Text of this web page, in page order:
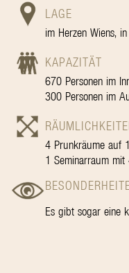
LAGE
im Herzen Wiens,
KAPAZITÄT
670 Personen im
300 Personen im
4 Prunkräume auf
1 Seminarraum
Es gibt sogar eine